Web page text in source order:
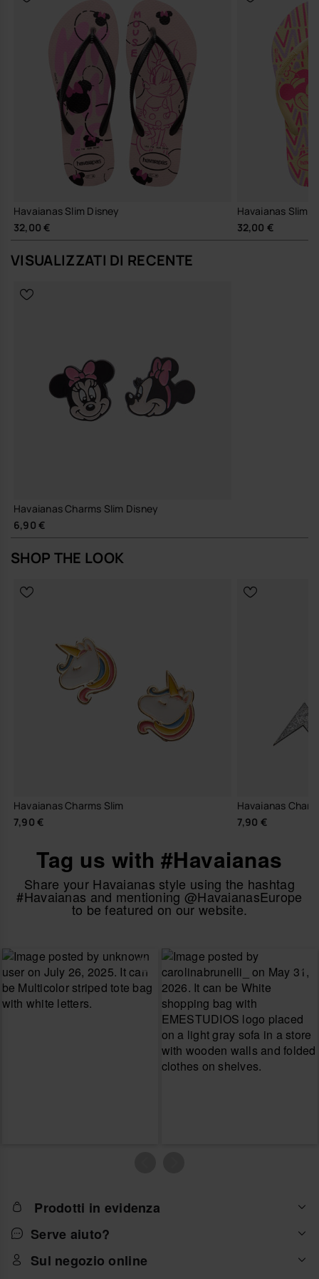
Perfetti per personalizzare le tue sandali con un tocco
divertente.
Quantità: 2 Charms.
Acquista online su www.havaianas-store.com, il negozio ufficiale
Havaianas in Italia, e porta il tuo stile a un livello superiore.
Havaianas Slim Disney
32,00 €
Havaianas Slim
32,00 €
VISUALIZZATI DI RECENTE
Havaianas Charms Slim Disney
6,90 €
SHOP THE LOOK
Havaianas Charms Slim
7,90 €
Havaianas
7,90 €
Tag us with #Havaianas
Share your Havaianas style using the hashtag
#Havaianas and mentioning @HavaianasEurope
to be featured on our website.
Prodotti in evidenza
Serve aiuto?
Sul negozio online